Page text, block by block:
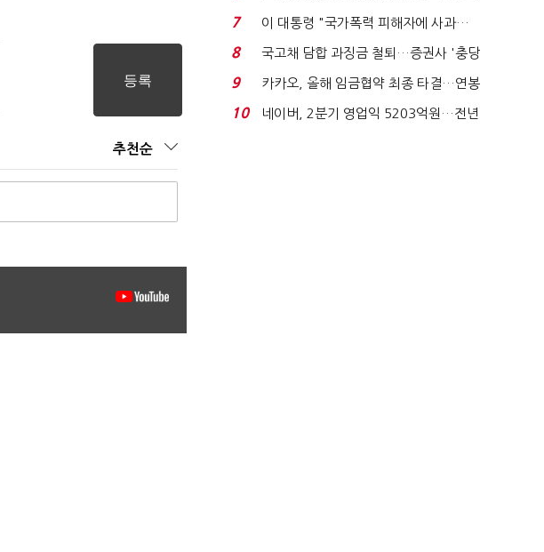
추천순
지에 상한가...
7
이 대통령 "국가폭력 피해자에 사과…
적극적 조사로 진...
8
국고채 담합 과징금 철퇴…증권사 '충당
금 폭탄' 우려...
9
카카오, 올해 임금협약 최종 타결…연봉
6.3% 인상·격려...
10
네이버, 2분기 영업익 5203억원…전년